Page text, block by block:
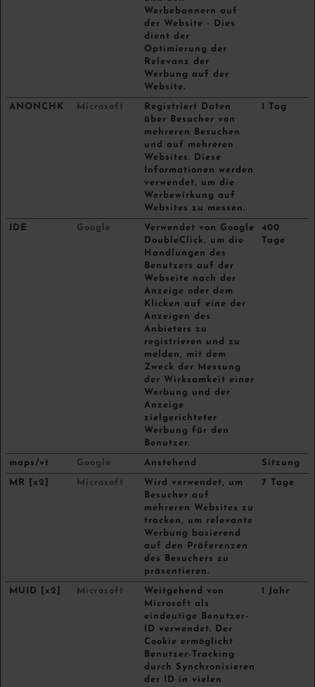
Werbebannern auf
der Website - Dies
dient der
Optimierung der
Relevanz der
Werbung auf der
Website.
ANONCHK Microsoft
Registriert Daten
über Besucher von
mehreren Besuchen
und auf mehreren
Websites. Diese
Informationen werden
verwendet, um die
Werbewirkung auf
Websites zu messen.
1 Tag
IDE Google
Verwendet von Google
DoubleClick, um die
Handlungen des
Benutzers auf der
Webseite nach der
Anzeige oder dem
Klicken auf eine der
Anzeigen des
Anbieters zu
registrieren und zu
melden, mit dem
Zweck der Messung
der Wirksamkeit einer
Werbung und der
Anzeige
zielgerichteter
Werbung für den
Benutzer.
400
Tage
maps/vt Google Anstehend Sitzung
MR [x2] Microsoft
Wird verwendet, um
Besucher auf
mehreren Websites zu
tracken, um relevante
Werbung basierend
auf den Präferenzen
des Besuchers zu
präsentieren.
7 Tage
MUID [x2] Microsoft
Weitgehend von
Microsoft als
eindeutige Benutzer-
ID verwendet. Der
Cookie ermöglicht
Benutzer-Tracking
durch Synchronisieren
der ID in vielen
1 Jahr